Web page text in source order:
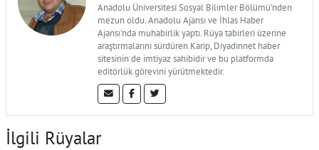
Anadolu Üniversitesi Sosyal Bilimler Bölümü'nden
mezun oldu. Anadolu Ajansı ve İhlas Haber
Ajansı'nda muhabirlik yaptı. Rüya tabirleri üzerine
araştırmalarını sürdüren Karip, Diyadinnet haber
sitesinin de imtiyaz sahibidir ve bu platformda
editörlük görevini yürütmektedir.
İlgili Rüyalar